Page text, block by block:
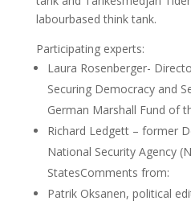
labourbased think tank.
Participating experts:
Laura Rosenberger-
Securing Democracy and
German Marshall Fund of
Richard Ledgett – former
National Security Agency
StatesComments from:
Patrik Oksanen, political